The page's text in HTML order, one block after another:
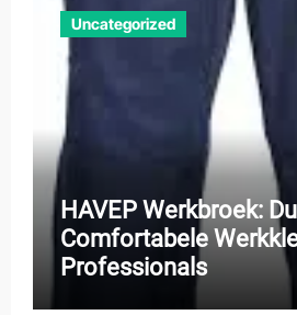
Uncategorized
HAVEP Werkbroek:
Comfortabele
Professionals